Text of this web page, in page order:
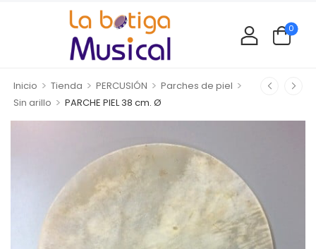
0
Inicio > Tienda > PERCUSIÓN > Parches de piel >
Sin arillo > PARCHE PIEL 38 cm. Ø